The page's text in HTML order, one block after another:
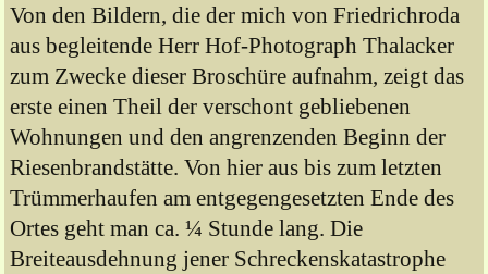
Von den Bildern, die der mich von Friedrichroda
aus begleitende Herr Hof-Photograph Thalacker
zum Zwecke dieser Broschüre aufnahm, zeigt das
erste einen Theil der verschont gebliebenen
Wohnungen und den angrenzenden Beginn der
Riesenbrandstätte. Von hier aus bis zum letzten
Trümmerhaufen am entgegengesetzten Ende des
Ortes geht man ca. ¼ Stunde lang. Die
Breiteausdehnung jener Schreckenskatastrophe